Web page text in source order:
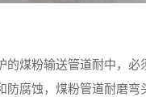
煤粉输送管道耐中，
腐蚀，煤粉管道耐磨